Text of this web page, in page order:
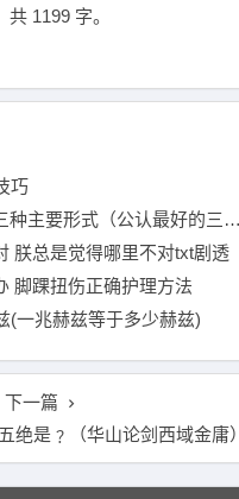
共 1199 字。
巧
形式（公认最好的三种变现方法）
朕总是觉得哪里不对txt剧透
脚踝扭伤正确护理方法
(一兆赫兹等于多少赫兹)
下一篇
绝是﹖（华山论剑西域金庸）